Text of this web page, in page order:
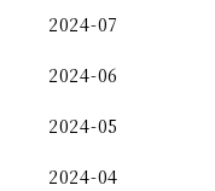
2024-07
2024-06
2024-05
2024-04